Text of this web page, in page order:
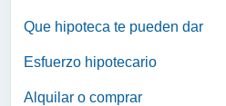
Que hipoteca te pueden dar
Esfuerzo hipotecario
Alquilar o comprar